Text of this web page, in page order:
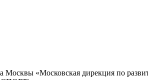
Москвы «Московская дирекция по